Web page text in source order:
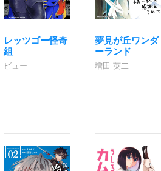
レッツゴー怪奇
組
ビュー
夢見が丘ワンダ
ーランド
増田 英二